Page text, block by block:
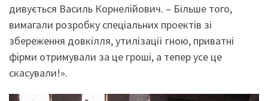
дивується Василь Корнелійович. – Більше того,
вимагали розробку спеціальних проектів зі
збереження довкілля, утилізації гною, приватні
фірми отримували за це гроші, а тепер усе це
скасували!».